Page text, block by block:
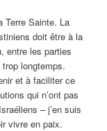
Terre Sainte. La
doit être à la
entre les parties
longtemps.
et à faciliter ce
qui n’ont pas
– j’en suis
vivre en paix.